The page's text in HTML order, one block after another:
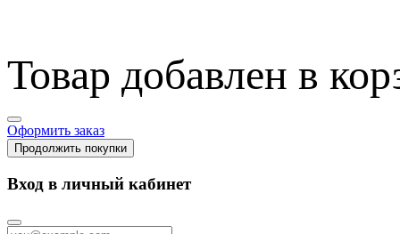
Товар добавлен в
Оформить заказ
Продолжить покупки
Вход в личный кабинет